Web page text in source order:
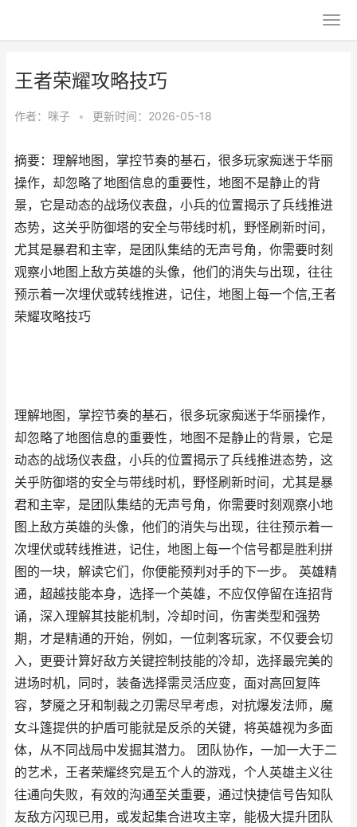
王者荣耀攻略技巧
作者： 咪子 • 更新时间：2026-05-18
摘要：理解地图，掌控节奏的基石，很多玩家痴迷于华丽
操作，却忽略了地图信息的重要性，地图不是静止的背
景，它是动态的战场仪表盘，小兵的位置揭示了兵线推进
态势，这关乎防御塔的安全与带线时机，野怪刷新时间，
尤其是暴君和主宰，是团队集结的无声号角，你需要时刻
观察小地图上敌方英雄的头像，他们的消失与出现，往往
预示着一次埋伏或转线推进，记住，地图上每一个信,王者
荣耀攻略技巧
理解地图，掌控节奏的基石，很多玩家痴迷于华丽操作，
却忽略了地图信息的重要性，地图不是静止的背景，它是
动态的战场仪表盘，小兵的位置揭示了兵线推进态势，这
关乎防御塔的安全与带线时机，野怪刷新时间，尤其是暴
君和主宰，是团队集结的无声号角，你需要时刻观察小地
图上敌方英雄的头像，他们的消失与出现，往往预示着一
次埋伏或转线推进，记住，地图上每一个信号都是胜利拼
图的一块，解读它们，你便能预判对手的下一步。 英雄精
通，超越技能本身，选择一个英雄，不应仅停留在连招背
诵，深入理解其技能机制，冷却时间，伤害类型和强势
期，才是精通的开始，例如，一位刺客玩家，不仅要会切
入，更要计算好敌方关键控制技能的冷却，选择最完美的
进场时机，同时，装备选择需灵活应变，面对高回复阵
容，梦魇之牙和制裁之刃需尽早考虑，对抗爆发法师，魔
女斗篷提供的护盾可能就是反杀的关键，将英雄视为多面
体，从不同战局中发掘其潜力。 团队协作，一加一大于二
的艺术，王者荣耀终究是五个人的游戏，个人英雄主义往
往通向失败，有效的沟通至关重要，通过快捷信号告知队
友敌方闪现已用，或发起集合进攻主宰，能极大提升团队